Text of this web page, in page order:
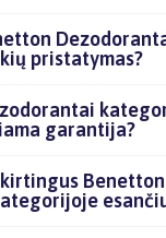
pristatymas?
garantija?
Benetton